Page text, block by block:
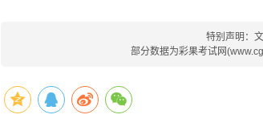
(七)审批或者备案。
特别声明：
部分数据为彩果考试网